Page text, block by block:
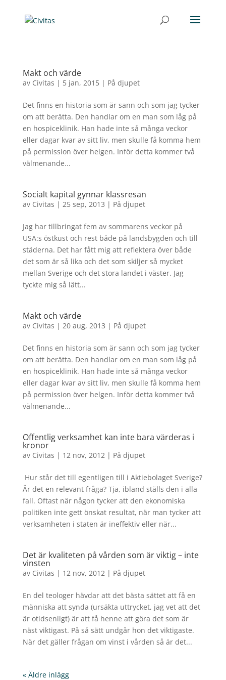
Makt och värde
av Civitas | 5 jan, 2015| På djupet
Det finns en historia som är sann och som jag tycker
om att berätta. Den handlar om en man som låg på
en hospiceklinik. Han hade inte så många veckor
eller dagar kvar av sitt liv, men skulle få komma hem
på permission över helgen. Inför detta kommer två
välmenande...
Socialt kapital gynnar klassresan
av Civitas | 25 sep, 2013 | På djupet
Jag har tillbringat fem av sommarens veckor på
USA:s östkust och rest både på landsbygden och till
städerna. Det har fått mig att reflektera över både
det som är så lika och det som skiljer så mycket
mellan Sverige och det stora landet i väster. Jag
tyckte mig så lätt...
Makt och värde
av Civitas | 20 aug, 2013 | På djupet
Det finns en historia som är sann och som jag tycker
om att berätta. Den handlar om en man som låg på
en hospiceklinik. Han hade inte så många veckor
eller dagar kvar av sitt liv, men skulle få komma hem
på permission över helgen. Inför detta kommer två
välmenande...
Offentlig verksamhet kan inte bara värderas i
kronor
av Civitas | 12 nov, 2012| På djupet
Hur står det till egentligen till i Aktiebolaget Sverige?
Är det en relevant fråga? Tja, ibland ställs den i alla
fall. Oftast när någon tycker att den ekonomiska
politiken inte gett önskat resultat, när man tycker att
verksamheten i staten är ineffektiv eller när...
Det är kvaliteten på vården som är viktig – inte
vinsten
av Civitas | 12 nov, 2012| På djupet
En del teologer hävdar att det bästa sättet att få en
människa att synda (ursäkta uttrycket, jag vet att det
är otidsenligt) är att få henne att göra det som är
näst viktigast. På så sätt undgår hon det viktigaste.
När det gäller frågan om vinst i vården så är det...
« Äldre inlägg